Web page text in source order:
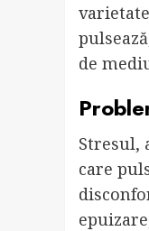
de
Stresul,
care